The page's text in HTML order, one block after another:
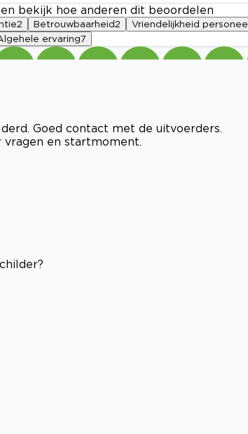
bekijk hoe anderen dit beoordelen
2 Betrouwbaarheid2 Vriendelijkheid personeel
ervaring7
Goed contact met de uitvoerders.
vragen en startmoment.